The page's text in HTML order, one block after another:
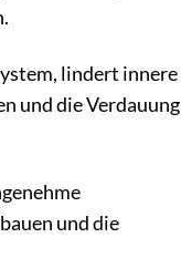
lindert innere
und die Verdauung
und die